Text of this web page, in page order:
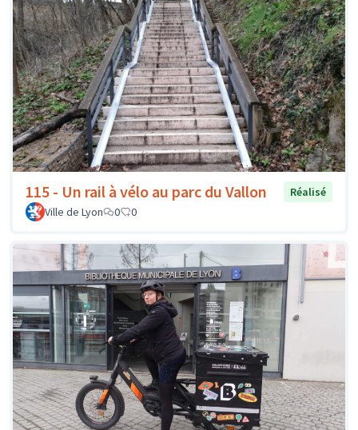
115 - Un rail à vélo au parc du Vallon
Réalisé
Ville de Lyon
0 0